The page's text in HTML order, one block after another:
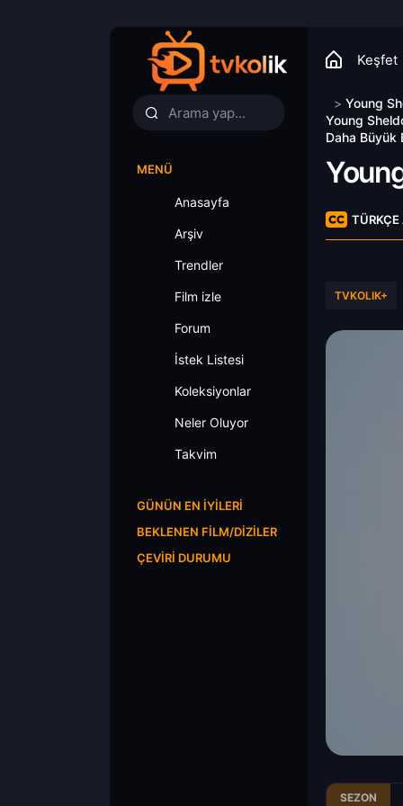
Keşfet
MENÜ
Anasayfa
Arşiv
Trendler
Film izle
Forum
İstek Listesi
Koleksiyonlar
Neler Oluyor
Takvim
GÜNÜN EN İYILERI
BEKLENEN FILM/DIZILER
ÇEVIRI DURUMU
> Young
Young
Daha Büyük
TÜRKÇE
TVKOLIK+
SEZON